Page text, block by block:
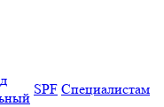
SPF Специалистам